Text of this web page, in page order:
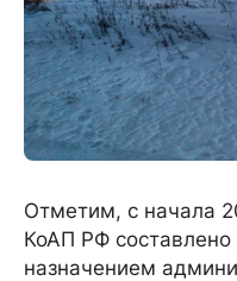
Отметим, с начала
КоАП РФ составлено
назначением